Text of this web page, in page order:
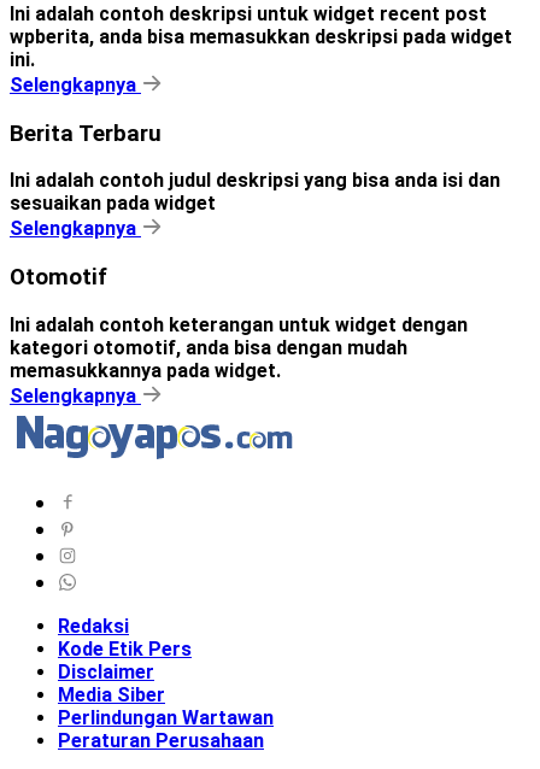
Ini adalah contoh deskripsi untuk widget recent post
wpberita, anda bisa memasukkan deskripsi pada widget
ini.
Selengkapnya
Berita Terbaru
Ini adalah contoh judul deskripsi yang bisa anda isi dan
sesuaikan pada widget
Selengkapnya
Otomotif
Ini adalah contoh keterangan untuk widget dengan
kategori otomotif, anda bisa dengan mudah
memasukkannya pada widget.
Selengkapnya
Redaksi
Kode Etik Pers
Disclaimer
Media Siber
Perlindungan Wartawan
Peraturan Perusahaan